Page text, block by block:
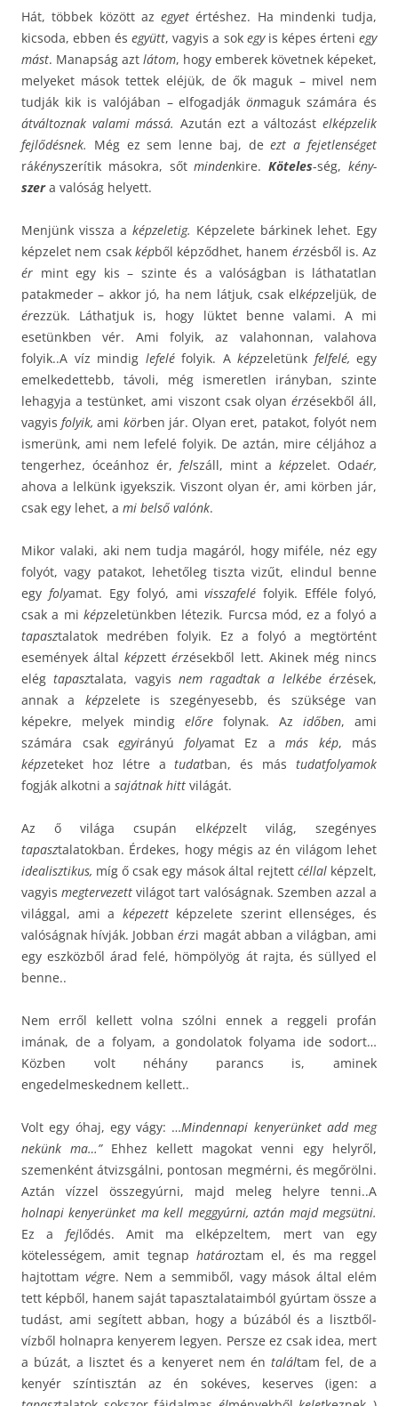
Hát, többek között az egyet értéshez. Ha mindenki tudja,
kicsoda, ebben ésegyütt, vagyis a sok egyis képes érteniegy
mást. Manapság azt látom, hogy emberek követnek képeket,
melyeket mások tettek eléjük, de ők maguk – mivel nem
tudják kik is valójában – elfogadjákönmaguk számára és
átváltoznak valami mássá. Azután ezt a változástelképzelik
fejlődésnek. Még ez sem lenne baj, deezt a fejetlenséget
rákényszerítik másokra, sőtmindenkire.Köteles-ség,kény-
szera valóság helyett.
Menjünk vissza a képzeletig. Képzelete bárkinek lehet. Egy
képzelet nem csak képből képződhet, hanem érzésből is. Az
ér mint egy kis – szinte és a valóságban is láthatatlan
patakmeder – akkor jó, ha nem látjuk, csak elképzeljük, de
érezzük. Láthatjuk is, hogy lüktet benne valami. A mi
esetünkben vér. Ami folyik, az valahonnan, valahova
folyik..A víz mindig lefeléfolyik. A képzeletünk felfelé, egy
emelkedettebb, távoli, még ismeretlen irányban, szinte
lehagyja a testünket, ami viszont csak olyan érzésekből áll,
vagyisfolyik,ami körben jár. Olyan eret, patakot, folyót nem
ismerünk, ami nem lefelé folyik. De aztán, mire céljához a
tengerhez, óceánhoz ér, felszáll, mint a képzelet. Odaér,
ahova a lelkünk igyekszik. Viszont olyan ér, ami körben jár,
csak egy lehet, a mi belső valónk.
Mikor valaki, aki nem tudja magáról, hogy miféle, néz egy
folyót, vagy patakot, lehetőleg tiszta vizűt, elindul benne
egy folyamat. Egy folyó, amivisszafelé folyik. Efféle folyó,
csak a mi képzeletünkben létezik. Furcsa mód, ez a folyó a
tapasztalatok medrében folyik. Ez a folyó a megtörtént
események általképzettérzésekből lett. Akinek még nincs
elégtapasztalata, vagyis nem ragadtak a lelkébe érzések,
annak a képzelete is szegényesebb, és szüksége van
képekre, melyek mindig előre folynak. Az időben, ami
számára csak egyirányú folyamat Ez a más kép, más
képzeteket hoz létre atudatban, és mástudatfolyamok
fogják alkotni a sajátnak hitt világát.
Az ő világa csupán elképzelt világ, szegényes
tapasztalatokban. Érdekes, hogy mégis az én világom lehet
idealisztikus, míg ő csak egy mások által rejtett céllal képzelt,
vagyismegtervezett világot tart valóságnak. Szemben azzal a
világgal, ami a képezettképzelete szerint ellenséges, és
valóságnak hívják. Jobbanérzi magát abban a világban, ami
egy eszközből árad felé, hömpölyög át rajta, és süllyed el
benne..
Nem erről kellett volna szólni ennek a reggeli profán
imának, de a folyam, a gondolatok folyama ide sodort…
Közben volt néhány parancs is, aminek
engedelmeskednem kellett..
Volt egy óhaj, egy vágy: …Mindennapi kenyerünket add meg
nekünk ma…” Ehhez kellett magokat venni egy helyről,
szemenként átvizsgálni, pontosan megmérni, és megőrölni.
Aztán vízzel összegyúrni, majd meleg helyre tenni..A
holnapi kenyerünket ma kell meggyúrni, aztán majd megsütni.
Ez a fejlődés. Amit ma elképzeltem, mert van egy
kötelességem, amit tegnap határoztam el, és ma reggel
hajtottam végre. Nem a semmiből, vagy mások által elém
tett képből, hanem saját tapasztalataimból gyúrtam össze a
tudást, ami segített abban, hogy a búzából és a lisztből-
vízből holnapra kenyerem legyen. Persze ez csak idea, mert
a búzát, a lisztet és a kenyeret nem én találtam fel, de a
kenyér színtisztán az én sokéves, keserves (igen: a